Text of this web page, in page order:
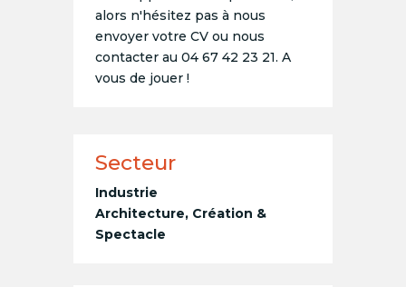
alors n'hésitez pas à nous
envoyer votre CV ou nous
contacter au 04 67 42 23 21. A
vous de jouer !
Secteur
Industrie
Architecture, Création &
Spectacle